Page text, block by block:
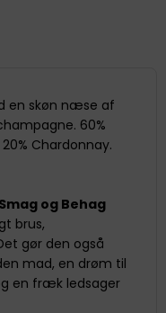
en skøn næse af
60%
Chardonnay.
og Behag
brus,
gør den også
mad, en drøm til
en fræk ledsager